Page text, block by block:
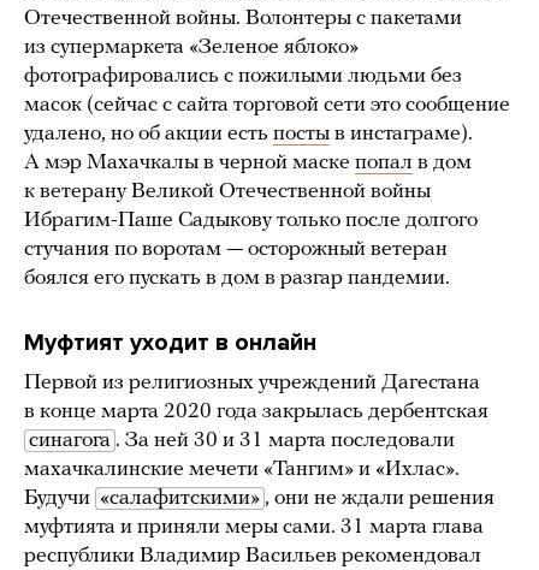
Отечественной войны. Волонтеры с пакетами
из супермаркета «Зеленое яблоко»
фотографировались с пожилыми людьми без
масок (сейчас с сайта торговой сети это сообщение
удалено, но об акции есть посты в инстаграме).
А мэр Махачкалы в черной маске попал в дом
к ветерану Великой Отечественной войны
Ибрагим-Паше Садыкову только после долгого
стучания по воротам — осторожный ветеран
боялся его пускать в дом в разгар пандемии.
Муфтият уходит в онлайн
Первой из религиозных учреждений Дагестана
в конце марта 2020 года закрылась дербентская
синагога . За ней 30 и 31 марта последовали
махачкалинские мечети «Тангим» и «Ихлас».
Будучи «салафитскими» , они не ждали решения
муфтията и приняли меры сами. 31 марта глава
республики Владимир Васильев рекомендовал